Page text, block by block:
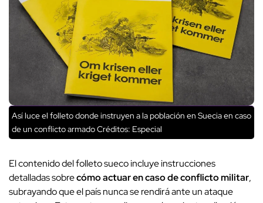
Así luce el folleto donde instruyen a la población en Suecia en caso
de un conflicto armadoCréditos: Especial
El contenido del folleto sueco incluye instrucciones
detalladas sobrecómo actuar en caso de conflicto militar,
subrayando que el país nunca se rendirá ante un ataque